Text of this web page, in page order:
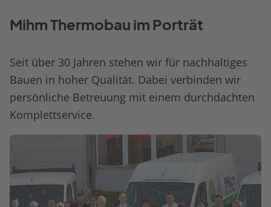
Mihm Thermobau im Porträt
Seit über 30 Jahren stehen wir für nachhaltiges
Bauen in hoher Qualität. Dabei verbinden wir
persönliche Betreuung mit einem durchdachten
Komplettservice.